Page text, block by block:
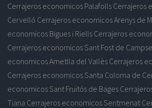
Cerrajeros economicos Palafolls Cerrajeros
Cervelló Cerrajeros economicos Arenys de
economicos Bigues i Riells Cerrajeros
Cerrajeros economicos Sant Fost de
economicos Ametlla del Vallès Cerrajeros
Cerrajeros economicos Santa Coloma de
economicos Sant Fruitós de Bages
Tiana Cerrajeros economicos Sentmenat